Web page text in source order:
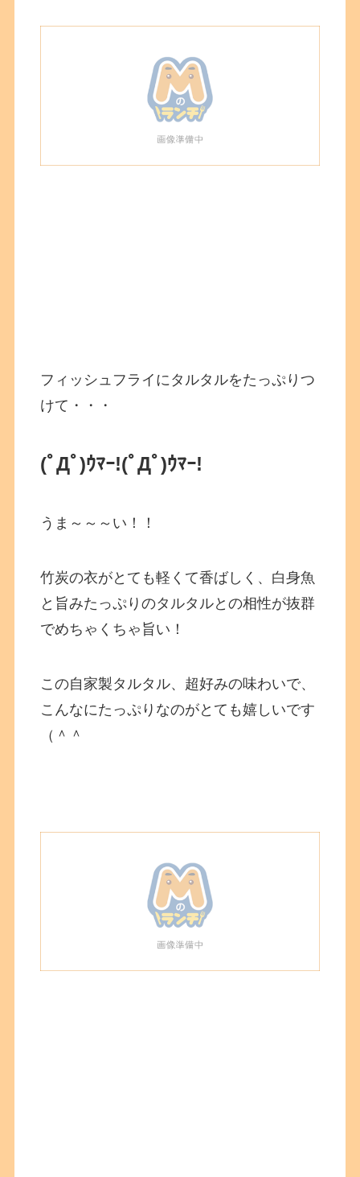
フィッシュフライにタルタルをたっぷりつ
けて・・・
(ﾟДﾟ)ｳﾏｰ!(ﾟДﾟ)ｳﾏｰ!
うま～～～い！！
竹炭の衣がとても軽くて香ばしく、白身魚
と旨みたっぷりのタルタルとの相性が抜群
でめちゃくちゃ旨い！
この自家製タルタル、超好みの味わいで、
こんなにたっぷりなのがとても嬉しいです
（＾＾